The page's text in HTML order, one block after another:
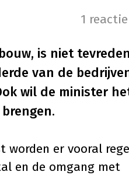
1 reactie
is niet tevreden
van de
wil de minister
worden er vooral
en de omgang met